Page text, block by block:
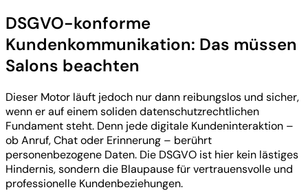
DSGVO-konforme
Kundenkommunikation: Das müssen
Salons beachten
Dieser Motor läuft jedoch nur dann reibungslos und sicher,
wenn er auf einem soliden datenschutzrechtlichen
Fundament steht. Denn jede digitale Kundeninteraktion –
ob Anruf, Chat oder Erinnerung – berührt
personenbezogene Daten. Die DSGVO ist hier kein lästiges
Hindernis, sondern die Blaupause für vertrauensvolle und
professionelle Kundenbeziehungen.